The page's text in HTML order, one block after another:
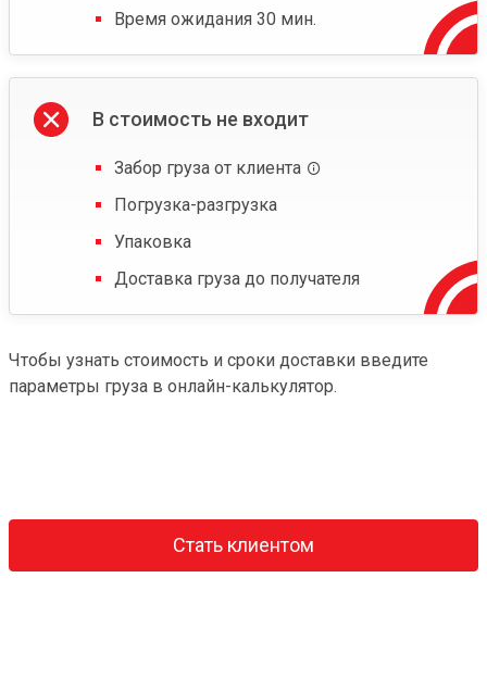
Время ожидания 30 мин.
В стоимость не входит
Забор груза от клиента
Погрузка-разгрузка
Упаковка
Доставка груза до получателя
Чтобы узнать стоимость и сроки доставки введите
параметры груза в онлайн-калькулятор.
Стать клиентом